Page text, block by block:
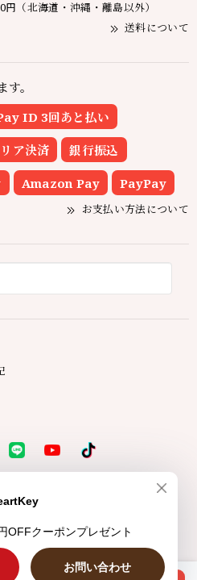
（北海道・沖縄・離島以外）
送料について
。
ID 3回あと払い
ア決済 銀行振込
Amazon Pay PayPay
お支払い方法について